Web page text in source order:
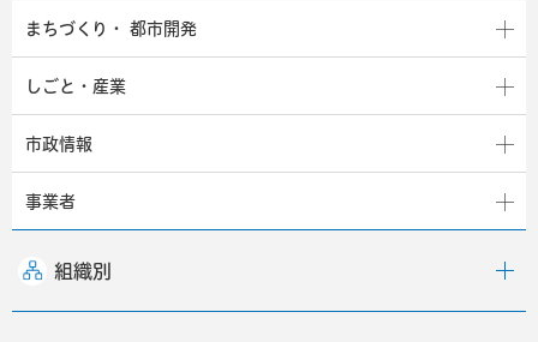
まちづくり・ 都市開発
しごと・産業
市政情報
事業者
組織別